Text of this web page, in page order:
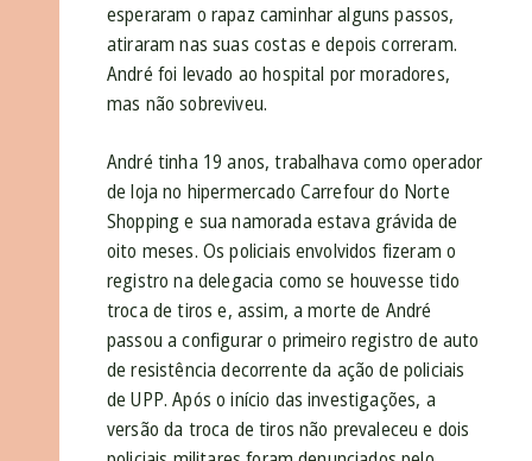
esperaram o rapaz caminhar alguns passos,
atiraram nas suas costas e depois correram.
André foi levado ao hospital por moradores,
mas não sobreviveu.
André tinha 19 anos, trabalhava como operador
de loja no hipermercado Carrefour do Norte
Shopping e sua namorada estava grávida de
oito meses. Os policiais envolvidos fizeram o
registro na delegacia como se houvesse tido
troca de tiros e, assim, a morte de André
passou a configurar o primeiro registro de auto
de resistência decorrente da ação de policiais
de UPP. Após o início das investigações, a
versão da troca de tiros não prevaleceu e dois